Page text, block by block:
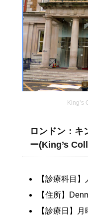
King’s
ロンドン：キ
ー(King’s
【診療科目
【住所】
【診療日】